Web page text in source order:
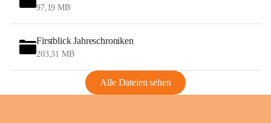
97,19 MB
Firstblick Jahreschroniken
203,31 MB
Alle Dateien sehen